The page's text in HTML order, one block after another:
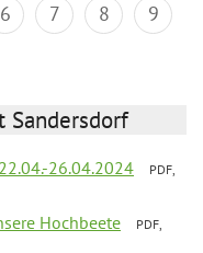
6 7 8
9
Sandersdorf
26.04.2024
PDF,
Hochbeete
PDF,